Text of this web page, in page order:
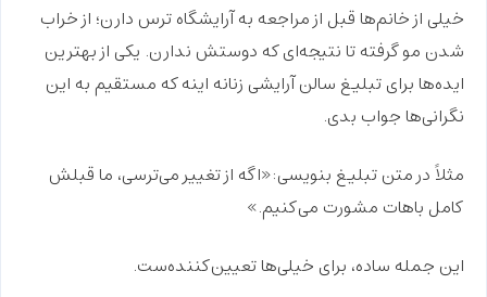
خیلی از خانم‌ها قبل از مراجعه به آرایشگاهترس دارن؛ از خراب
شدن مو گرفته تا نتیجه‌ای که دوستش ندارن. یکی از بهترین
ایده‌ها برای تبلیغ سالن آرایشی زنانه اینه که مستقیم به این
نگرانی‌ها جواب بدی.
مثلاً در متن تبلیغ بنویسی:«اگه از تغییر می‌ترسی، ما قبلش
کامل باهات مشورت می‌کنیم.»
این جمله ساده، برای خیلی‌ها تعیین‌کننده‌ست.